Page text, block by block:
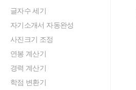
글자수 세기
자기소개서 자동완성
사진크기 조정
연봉 계산기
경력 계산기
학점 변환기